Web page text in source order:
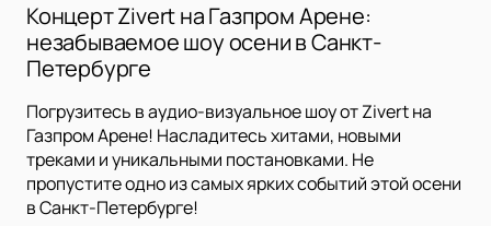
Концерт Zivert на Газпром Арене:
незабываемое шоу осени в Санкт-
Петербурге
Погрузитесь в аудио-визуальное шоу от Zivert на
Газпром Арене! Насладитесь хитами, новыми
треками и уникальными постановками. Не
пропустите одно из самых ярких событий этой осени
в Санкт-Петербурге!